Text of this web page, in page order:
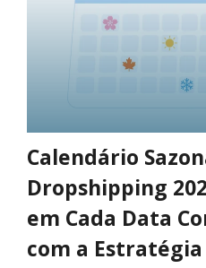
Calendário
Dropshipping
em Cada Data
com a